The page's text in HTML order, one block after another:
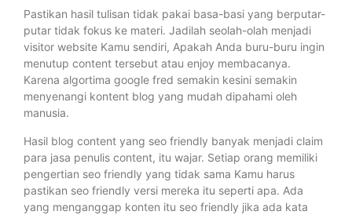
Pastikan hasil tulisan tidak pakai basa-basi yang berputar-
putar tidak fokus ke materi. Jadilah seolah-olah menjadi
visitor website Kamu sendiri, Apakah Anda buru-buru ingin
menutup content tersebut atau enjoy membacanya.
Karena algortima google fred semakin kesini semakin
menyenangi kontent blog yang mudah dipahami oleh
manusia.
Hasil blog content yang seo friendly banyak menjadi claim
para jasa penulis content, itu wajar. Setiap orang memiliki
pengertian seo friendly yang tidak sama Kamu harus
pastikan seo friendly versi mereka itu seperti apa. Ada
yang menganggap konten itu seo friendly jika ada kata